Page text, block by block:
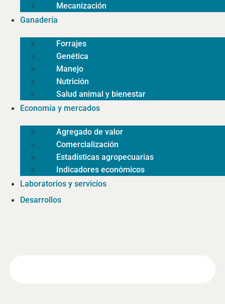
Mecanización
Ganadería
Forrajes
Genética
Manejo
Nutrición
Salud animal y bienestar
Economía y mercados
Agregado de valor
Comercialización
Estadísticas agropecuarias
Indicadores económicos
Laboratorios y servicios
Desarrollos